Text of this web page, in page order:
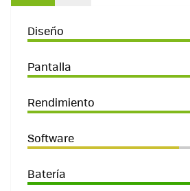
Diseño
Pantalla
Rendimiento
Software
Batería